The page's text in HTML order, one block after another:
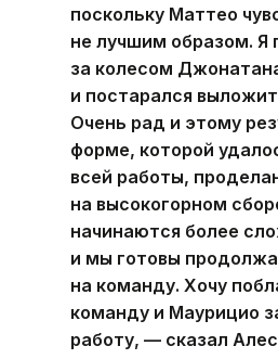
поскольку Маттео
не лучшим образом. Я
за колесом
и постарался
Очень рад и этому
форме, которой
всей работы,
на высокогорном
начинаются более
и мы готовы
на команду. Хочу
команду и Маурицио
работу, — сказал